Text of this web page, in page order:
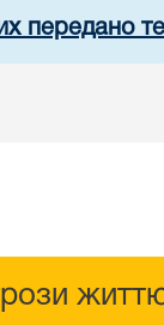
передано